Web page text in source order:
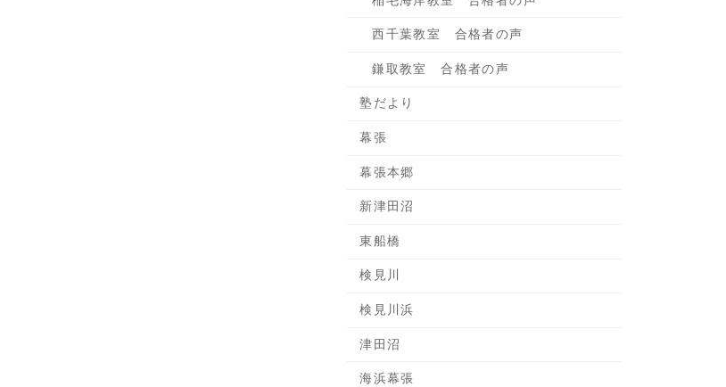
西千葉教室 合格者の声
鎌取教室 合格者の声
塾だより
幕張
幕張本郷
新津田沼
東船橋
検見川
検見川浜
津田沼
海浜幕張